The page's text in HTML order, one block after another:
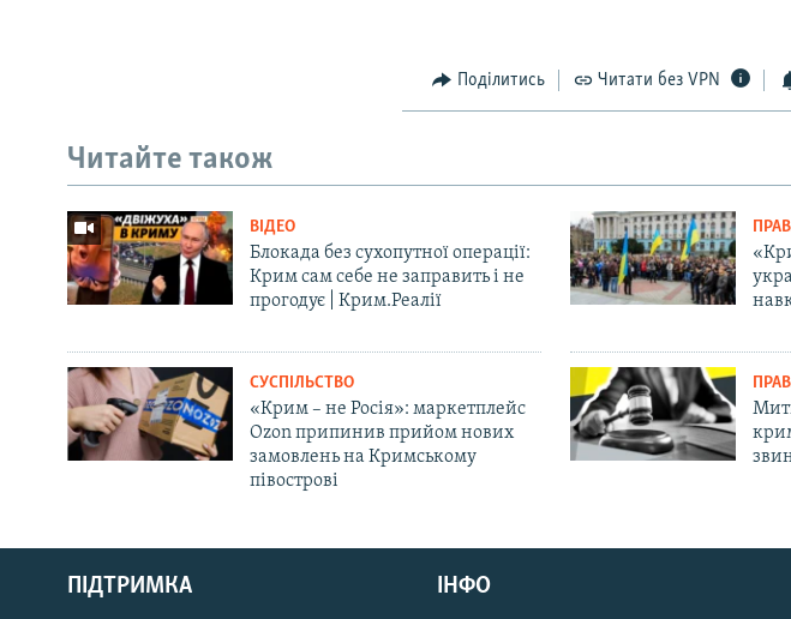
Русский
Qırımtatar
Поділитись Читати без VPN
Читайте також
ВІДЕО
Блокада без сухопутної операції:
Крим сам себе не заправить і не
прогодує | Крим.Реалії
СУСПІЛЬСТВО
«Крим – не Росія»: маркетплейс
Ozon припинив прийом нових
замовлень на Кримському
півострові
ПІДТРИМКА ІНФО